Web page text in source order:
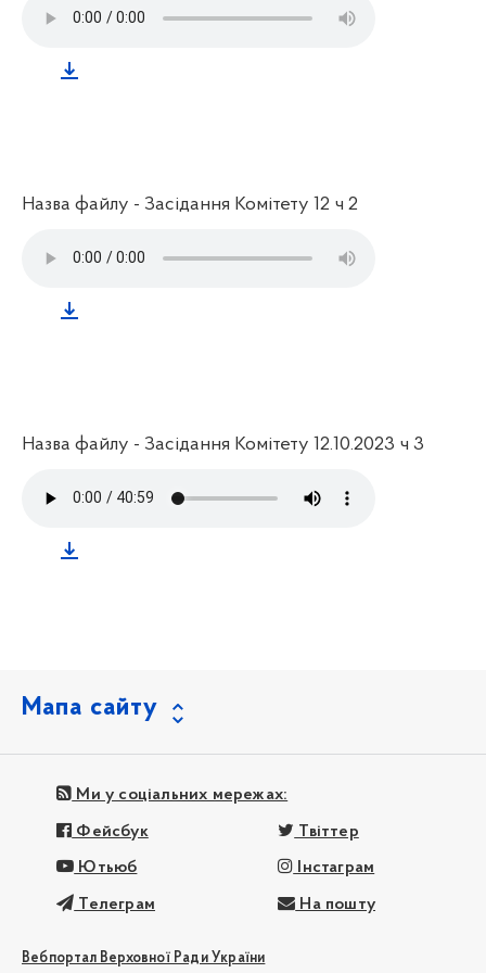
Назва файлу - Засідання Комітету 12 ч 2
Назва файлу - Засідання Комітету 12.10.2023 ч 3
Мапа сайту
Ми у соціальних мережах:
Фейсбук Твіттер
Ютьюб Інстаграм
Телеграм На пошту
Вебпортал Верховної Ради України